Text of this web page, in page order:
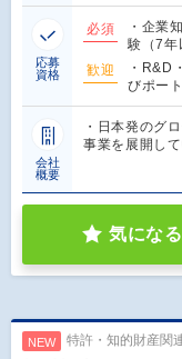
応募
資格
必須
・企業
験（7
歓迎
・R&D
びポー
会社
概要
・日本発のグ
事業を展開し
気になる
NEW 特許・知的財産関